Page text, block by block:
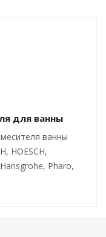
для ванны
ванны
HOESCH,
Hansgrohe, Pharo,